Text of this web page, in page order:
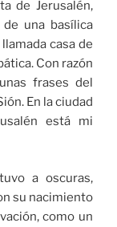
de Jerusalén,
una basílica
casa de
Con razón
frases del
En la ciudad
está mi
a oscuras,
su nacimiento
como un